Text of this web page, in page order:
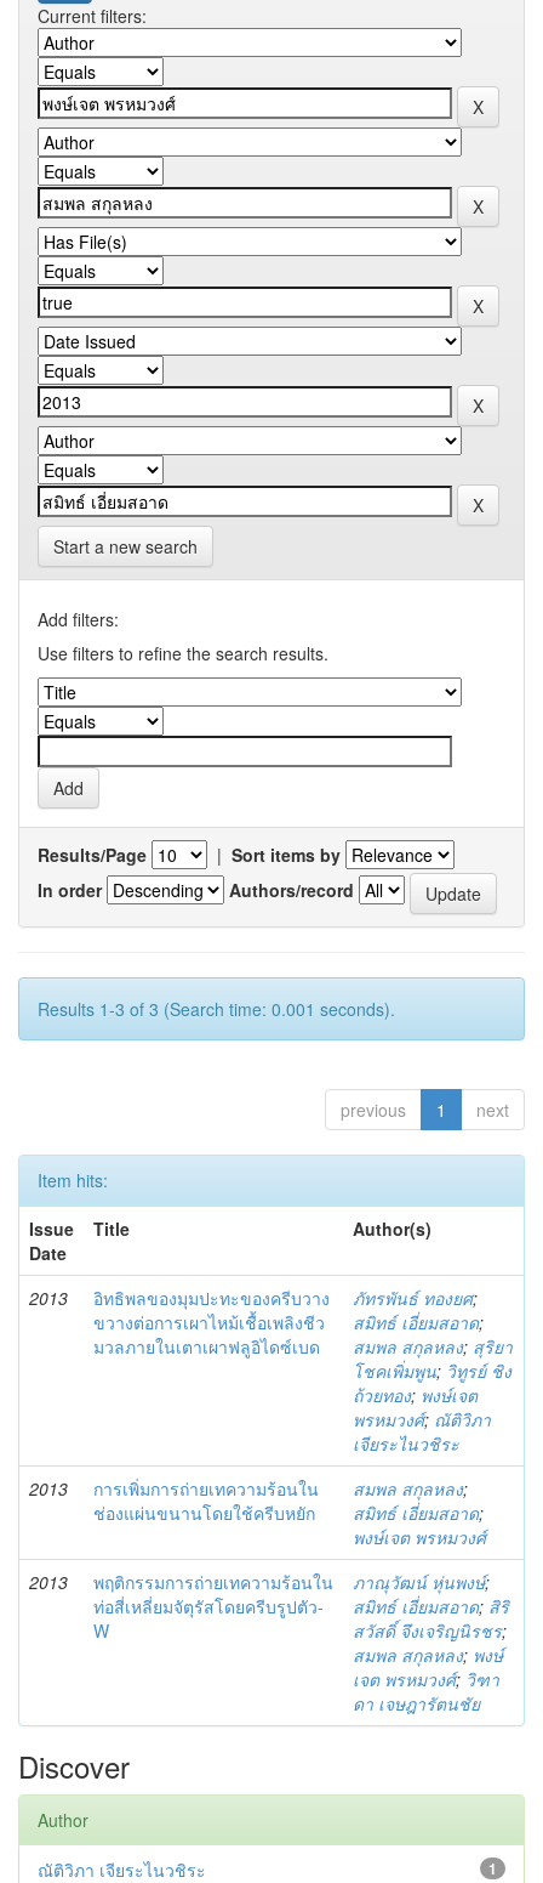
Current filters:
Start a new search
Add filters:
Use filters to refine the search results.
Results/Page | Sort items by
In order
Authors/record
Results 1-3 of 3 (Search time: 0.001 seconds).
previous 1 next
Item hits:
Issue
Date
Title Author(s)
2013
อิทธิพลของมุมปะทะของครีบวาง
ขวางต่อการเผาไหม้เชื้อเพลิงชีว
มวลภายในเตาเผาฟลูอิไดซ์เบด
ภัทรพันธ์ ทองยศ;
สมิทธ์ เอี่ยมสอาด;
สมพล สกุลหลง; สุริยา
โชคเพิ่มพูน; วิทูรย์ ชิง
ถ้วยทอง; พงษ์เจต
พรหมวงศ์; ณัติวิภา
เจียระไนวชิระ
2013
การเพิ่มการถ่ายเทความร้อนใน
ช่องแผ่นขนานโดยใช้ครีบหยัก
สมพล สกุลหลง;
สมิทธ์ เอี่ยมสอาด;
พงษ์เจต พรหมวงศ์
2013
พฤติกรรมการถ่ายเทความร้อนใน
ท่อสี่เหลี่ยมจัตุรัสโดยครีบรูปตัว-
W
ภาณุวัฒน์ หุ่นพงษ์;
สมิทธ์ เอี่ยมสอาด; สิริ
สวัสดิ์ จึงเจริญนิรชร;
สมพล สกุลหลง; พงษ์
เจต พรหมวงศ์; วิฑา
ดา เจษฎารัตนชัย
Discover
Author
1
ณัติวิภา เจียระไนวชิระ